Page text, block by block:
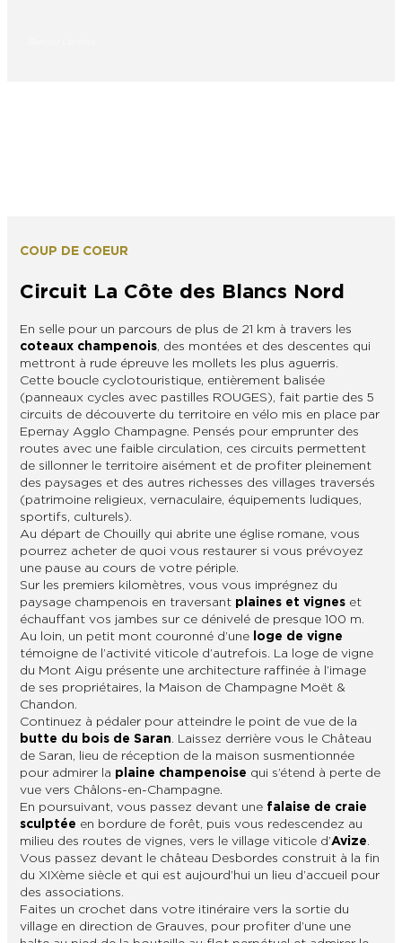
COUP DE COEUR
Circuit La Côte des Blancs Nord
En selle pour un parcours de plus de 21 km à travers les
coteaux champenois, des montées et des descentes qui
mettront à rude épreuve les mollets les plus aguerris.
Cette boucle cyclotouristique, entièrement balisée
(panneaux cycles avec pastilles ROUGES), fait partie des 5
circuits de découverte du territoire en vélo mis en place par
Epernay Agglo Champagne. Pensés pour emprunter des
routes avec une faible circulation, ces circuits permettent
de sillonner le territoire aisément et de profiter pleinement
des paysages et des autres richesses des villages traversés
(patrimoine religieux, vernaculaire, équipements ludiques,
sportifs, culturels).
Au départ de Chouilly qui abrite une église romane, vous
pourrez acheter de quoi vous restaurer si vous prévoyez
une pause au cours de votre périple.
Sur les premiers kilomètres, vous vous imprégnez du
paysage champenois en traversant plaines et vignes et
échauffant vos jambes sur ce dénivelé de presque 100 m.
Au loin, un petit mont couronné d’une loge de vigne
témoigne de l’activité viticole d’autrefois. La loge de vigne
du Mont Aigu présente une architecture raffinée à l’image
de ses propriétaires, la Maison de Champagne Moët &
Chandon.
Continuez à pédaler pour atteindre le point de vue de la
butte du bois de Saran. Laissez derrière vous le Château
de Saran, lieu de réception de la maison susmentionnée
pour admirer la plaine champenoise qui s’étend à perte de
vue vers Châlons-en-Champagne.
En poursuivant, vous passez devant une falaise de craie
sculptée en bordure de forêt, puis vous redescendez au
milieu des routes de vignes, vers le village viticole d’Avize.
Vous passez devant le château Desbordes construit à la fin
du XIXème siècle et qui est aujourd’hui un lieu d’accueil pour
des associations.
Faites un crochet dans votre itinéraire vers la sortie du
village en direction de Grauves, pour profiter d’une une